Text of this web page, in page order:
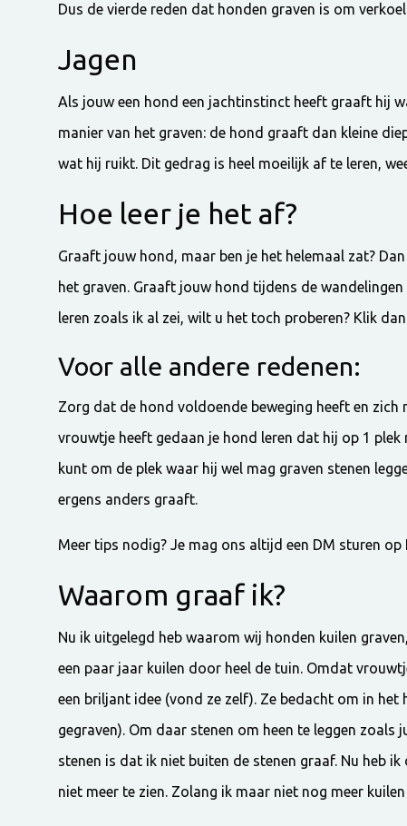
Dus de vierde reden dat honden graven is om
Jagen
Als jouw een hond een jachtinstinct heeft graaft hij
manier van het graven: de hond graaft dan kleine
wat hij ruikt. Dit gedrag is heel moeilijk af te leren,
Hoe leer je het af?
Graaft jouw hond, maar ben je het helemaal zat?
het graven. Graaft jouw hond tijdens de
leren zoals ik al zei, wilt u het toch proberen? Klik dan
Voor alle andere redenen:
Zorg dat de hond voldoende beweging heeft en
vrouwtje heeft gedaan je hond leren dat hij op 1
kunt om de plek waar hij wel mag graven stenen
ergens anders graaft.
Meer tips nodig? Je mag ons altijd een DM sturen
Waarom graaf ik?
Nu ik uitgelegd heb waarom wij honden kuilen
een paar jaar kuilen door heel de tuin. Omdat
een briljant idee (vond ze zelf). Ze bedacht om in
gegraven). Om daar stenen om heen te leggen
stenen is dat ik niet buiten de stenen graaf. Nu heb
niet meer te zien. Zolang ik maar niet nog meer